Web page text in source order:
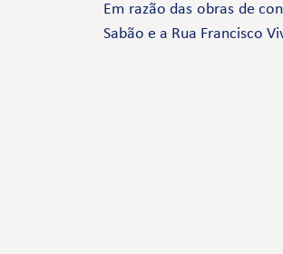
Em razão das obras de
Sabão e a Rua Francisco